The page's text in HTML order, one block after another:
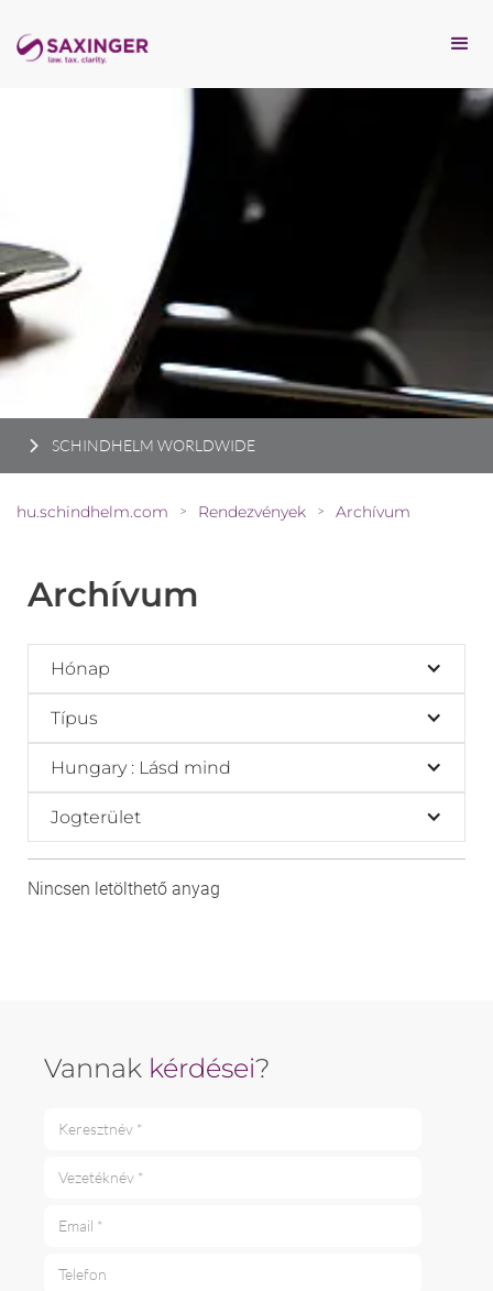
SCHINDHELM WORLDWIDE
hu.schindhelm.com > Rendezvények > Archívum
Archívum
Hónap
Típus
Hungary : Lásd mind
Jogterület
Nincsen letölthető anyag
Vannak kérdései?